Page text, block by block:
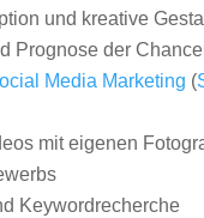
und kreative
Prognose der
Media Marketing (
mit eigenen
Keywordrecherche